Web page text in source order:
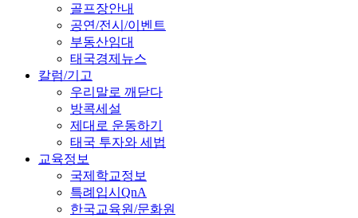
골프장안내
공연/전시/이벤트
부동산임대
태국경제뉴스
칼럼/기고
우리말로 깨닫다
방콕세설
제대로 운동하기
태국 투자와 세법
교육정보
국제학교정보
특례입시QnA
한국교육원/문화원